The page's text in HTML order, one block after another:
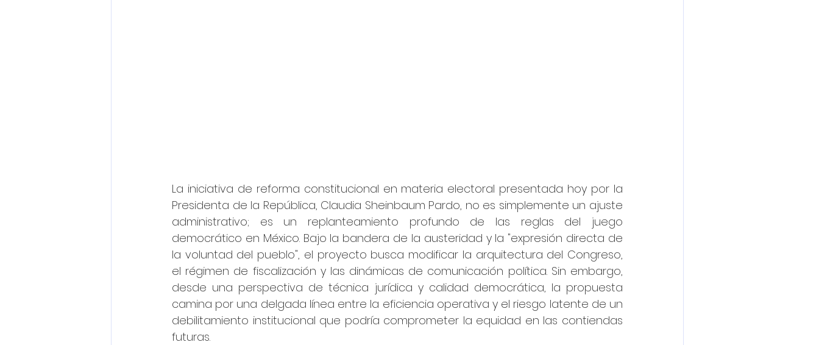
La iniciativa de reforma constitucional en materia electoral presentada hoy por la
Presidenta de la República, Claudia Sheinbaum Pardo, no es simplemente un ajuste
administrativo; es un replanteamiento profundo de las reglas del juego
democrático en México. Bajo la bandera de la austeridad y la "expresión directa de
la voluntad del pueblo", el proyecto busca modificar la arquitectura del Congreso,
el régimen de fiscalización y las dinámicas de comunicación política. Sin embargo,
desde una perspectiva de técnica jurídica y calidad democrática, la propuesta
camina por una delgada línea entre la eficiencia operativa y el riesgo latente de un
debilitamiento institucional que podría comprometer la equidad en las contiendas
futuras.